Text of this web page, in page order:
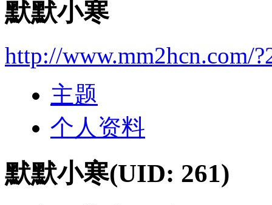
默默小寒
http://www.mm2hcn.com/
主题
个人资料
默默小寒(UID: 261)